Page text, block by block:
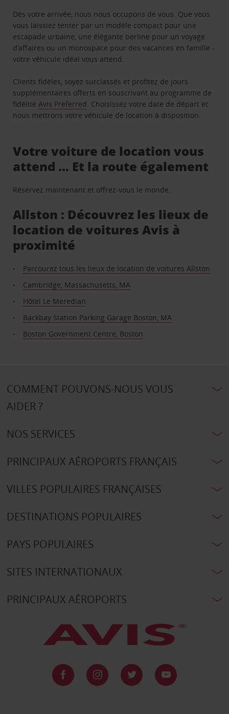
Dès votre arrivée, nous nous occupons de vous. Que vous
vous laissiez tenter par un modèle compact pour une
escapade urbaine, une élégante berline pour un voyage
d’affaires ou un monospace pour des vacances en famille -
votre véhicule idéal vous attend.
Clients fidèles, soyez surclassés et profitez de jours
supplémentaires offerts en souscrivant au programme de
fidélitéAvis Preferred. Choisissez votre date de départ et
nous mettrons votre véhicule de location à disposition.
Votre voiture de location vous
attend … Et la route également
Réservez maintenant et offrez-vous le monde.
Allston : Découvrez les lieux de
location de voitures Avis à
proximité
Parcourez tous les lieux de location de voitures Allston
Cambridge, Massachusetts, MA
Hôtel Le Meredian
Backbay Station Parking Garage Boston, MA
Boston Government Centre, Boston
COMMENT POUVONS-NOUS VOUS
AIDER ?
NOS SERVICES
PRINCIPAUX AÉROPORTS FRANÇAIS
VILLES POPULAIRES FRANÇAISES
DESTINATIONS POPULAIRES
PAYS POPULAIRES
SITES INTERNATIONAUX
PRINCIPAUX AÉROPORTS